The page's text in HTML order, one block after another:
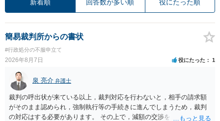
新着順 回答数が多い順 役にたった順
簡易裁判所からの書状
#行政処分の不服申立て
2026年8月7日 役にたった 1
泉 亮介 弁護士
裁判の呼出状が来ている以上，裁判対応を行わないと，相手の請求額
がそのまま認められ，強制執行等の手続きに進んでしまうため，裁判
の対応はする必要があります。 その上で，減額の交渉をしたり，分割